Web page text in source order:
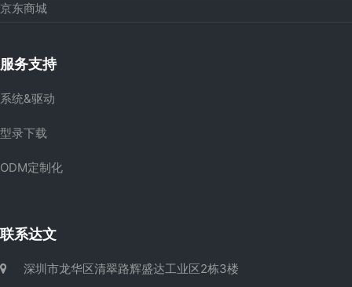
京东商城
服务支持
系统&驱动
型录下载
ODM定制化
联系达文
深圳市龙华区清翠路辉盛达工业区2栋3楼